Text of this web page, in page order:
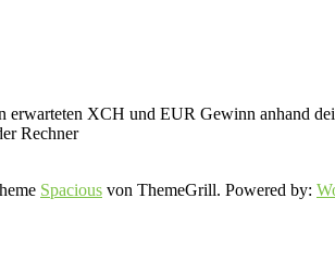
XCH und EUR Gewinn anhand
Rechner
Spacious von ThemeGrill. Powered by: